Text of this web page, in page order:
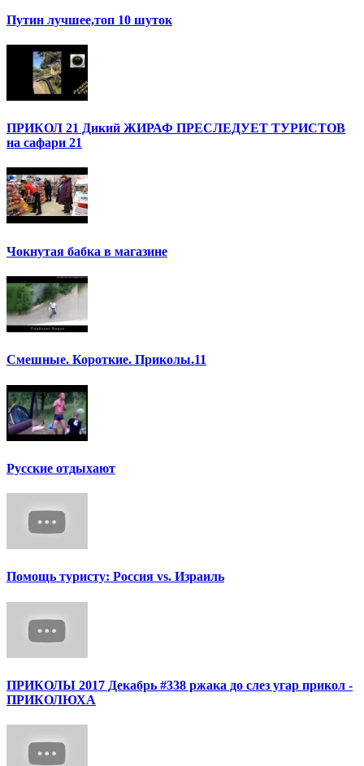
Путин лучшее,топ 10 шуток
ПРИКОЛ 21 Дикий ЖИРАФ ПРЕСЛЕДУЕТ ТУРИСТОВ
на сафари 21
Чокнутая бабка в магазине
Смешные. Короткие. Приколы.11
Русские отдыхают
Помощь туристу: Россия vs. Израиль
ПРИКОЛЫ 2017 Декабрь #338 ржака до слез угар прикол -
ПРИКОЛЮХА